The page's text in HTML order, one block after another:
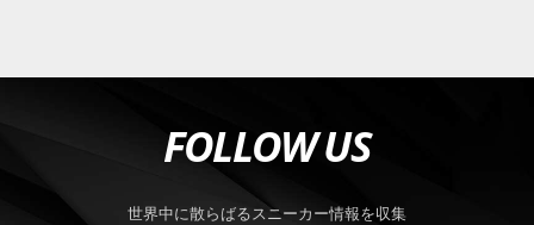
FOLLOW US
世界中に散らばるスニーカー情報を収集